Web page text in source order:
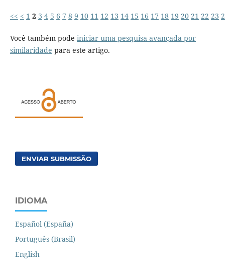
<< < 1 2 3 4 5 6 7 8 9 10 11 12 13 14 15 16 17 18 19 20 21 22 23
Você também pode iniciar uma pesquisa avançada por
similaridade para este artigo.
ENVIAR SUBMISSÃO
IDIOMA
Español (España)
Português (Brasil)
English